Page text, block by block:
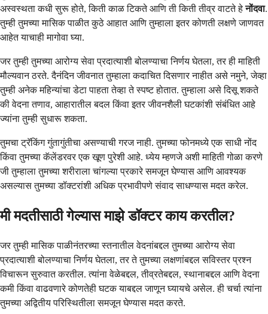
अस्वस्थता कधी सुरू होते, किती काळ टिकते आणि ती किती तीव्र वाटते हेनोंदवा.
तुम्ही तुमच्या मासिक पाळीत कुठे आहात आणि तुम्हाला इतर कोणती लक्षणे जाणवत
आहेत याचाही मागोवा घ्या.
जर तुम्ही तुमच्या आरोग्य सेवा प्रदात्याशी बोलण्याचा निर्णय घेतला, तर ही माहिती
मौल्यवान ठरते. दैनंदिन जीवनात तुम्हाला कदाचित दिसणार नाहीत असे नमुने, जेव्हा
तुम्ही अनेक महिन्यांचा डेटा पाहता तेव्हा ते स्पष्ट होतात. तुम्हाला असे दिसू शकते
की वेदना तणाव, आहारातील बदल किंवा इतर जीवनशैली घटकांशी संबंधित आहे
ज्यांना तुम्ही सुधारू शकता.
तुमचा ट्रॅकिंग गुंतागुंतीचा असण्याची गरज नाही. तुमच्या फोनमध्ये एक साधी नोंद
किंवा तुमच्या कॅलेंडरवर एक खूण पुरेशी आहे. ध्येय म्हणजे अशी माहिती गोळा करणे
जी तुम्हाला तुमच्या शरीराला चांगल्या प्रकारे समजून घेण्यास आणि आवश्यक
असल्यास तुमच्या डॉक्टरांशी अधिक प्रभावीपणे संवाद साधण्यास मदत करेल.
मी मदतीसाठी गेल्यास माझे डॉक्टर काय करतील?
जर तुम्ही मासिक पाळीनंतरच्या स्तनातील वेदनांबद्दल तुमच्या आरोग्य सेवा
प्रदात्याशी बोलण्याचा निर्णय घेतला, तर ते तुमच्या लक्षणांबद्दल सविस्तर प्रश्न
विचारून सुरुवात करतील. त्यांना वेळेबद्दल, तीव्रतेबद्दल, स्थानाबद्दल आणि वेदना
कमी किंवा वाढवणारे कोणतेही घटक याबद्दल जाणून घ्यायचे असेल. ही चर्चा त्यांना
तुमच्या अद्वितीय परिस्थितीला समजून घेण्यास मदत करते.